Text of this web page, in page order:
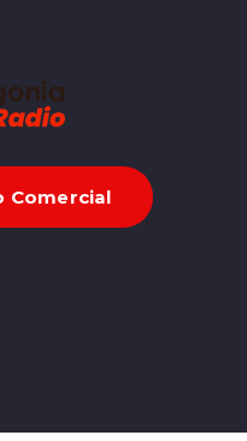
Comercial